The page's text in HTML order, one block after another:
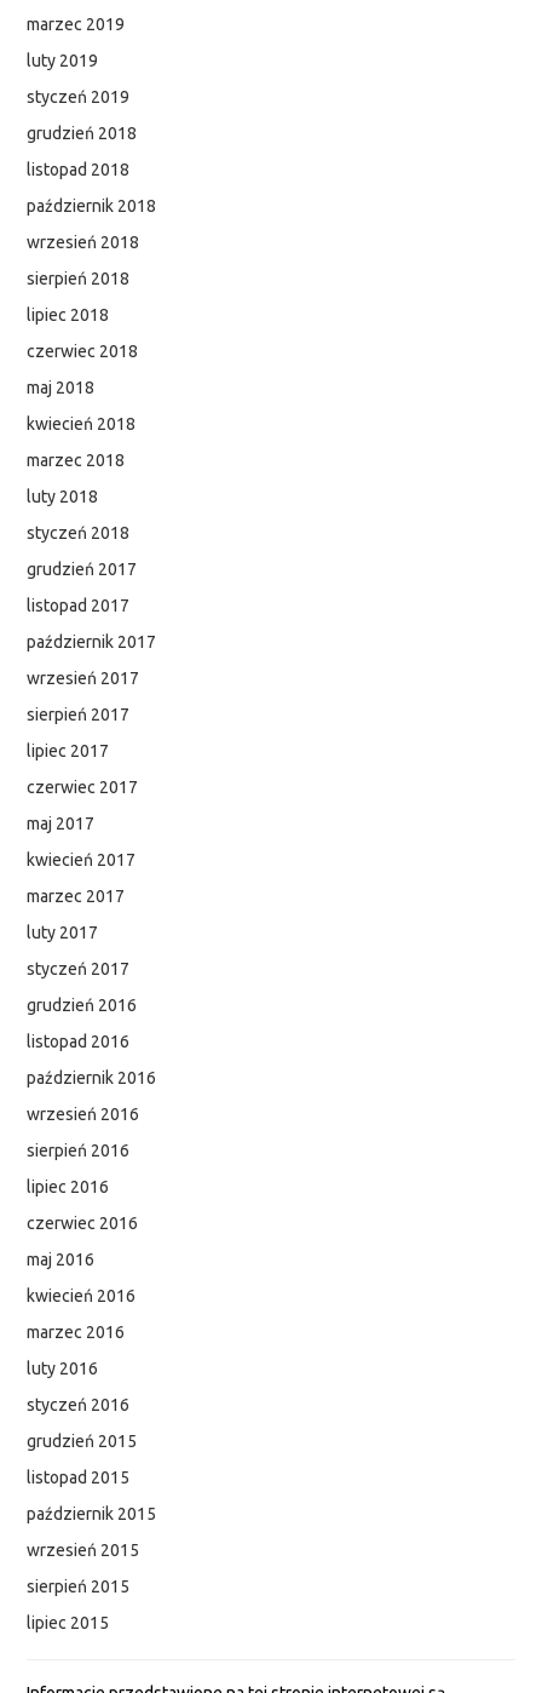
marzec 2019
luty 2019
styczeń 2019
grudzień 2018
listopad 2018
październik 2018
wrzesień 2018
sierpień 2018
lipiec 2018
czerwiec 2018
maj 2018
kwiecień 2018
marzec 2018
luty 2018
styczeń 2018
grudzień 2017
listopad 2017
październik 2017
wrzesień 2017
sierpień 2017
lipiec 2017
czerwiec 2017
maj 2017
kwiecień 2017
marzec 2017
luty 2017
styczeń 2017
grudzień 2016
listopad 2016
październik 2016
wrzesień 2016
sierpień 2016
lipiec 2016
czerwiec 2016
maj 2016
kwiecień 2016
marzec 2016
luty 2016
styczeń 2016
grudzień 2015
listopad 2015
październik 2015
wrzesień 2015
sierpień 2015
lipiec 2015